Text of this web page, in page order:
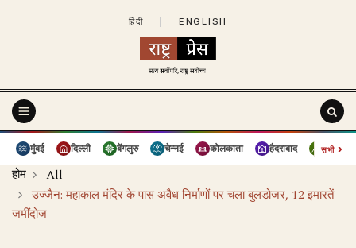
हिंदी ENGLISH
मुंबई दिल्ली बेंगलुरु चेन्नई कोलकाता हैदराबाद पुणे
सभी›
होम
All
उज्जैन: महाकाल मंदिर के पास अवैध निर्माणों पर चला बुलडोजर, 12 इमारतें
जमींदोज